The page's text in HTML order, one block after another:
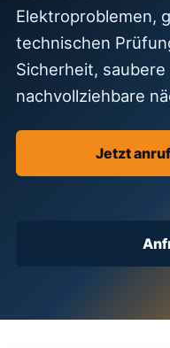
Elektroproblemen,
technischen
Sicherheit, saubere
nachvollziehbare
Jetzt